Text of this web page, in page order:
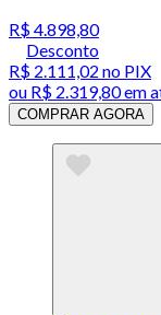
R$ 4.898,80
Desconto
R$ 2.111,02 no PIX
ou R$ 2.319,80em
COMPRAR AGORA